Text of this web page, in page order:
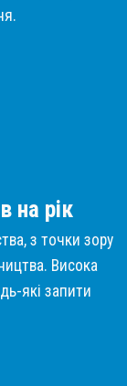
на рік
з точки зору
Висока
які запити